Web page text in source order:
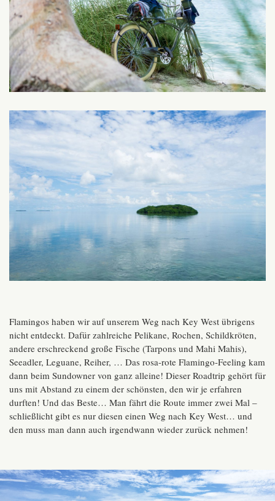
Flamingos haben wir auf unserem Weg nach Key West übrigens
nicht entdeckt. Dafür zahlreiche Pelikane, Rochen, Schildkröten,
andere erschreckend große Fische (Tarpons und Mahi Mahis),
Seeadler, Leguane, Reiher, … Das rosa-rote Flamingo-Feeling kam
dann beim Sundowner von ganz alleine! Dieser Roadtrip gehört für
uns mit Abstand zu einem der schönsten, den wir je erfahren
durften! Und das Beste… Man fährt die Route immer zwei Mal –
schließlicht gibt es nur diesen einen Weg nach Key West… und
den muss man dann auch irgendwann wieder zurück nehmen!